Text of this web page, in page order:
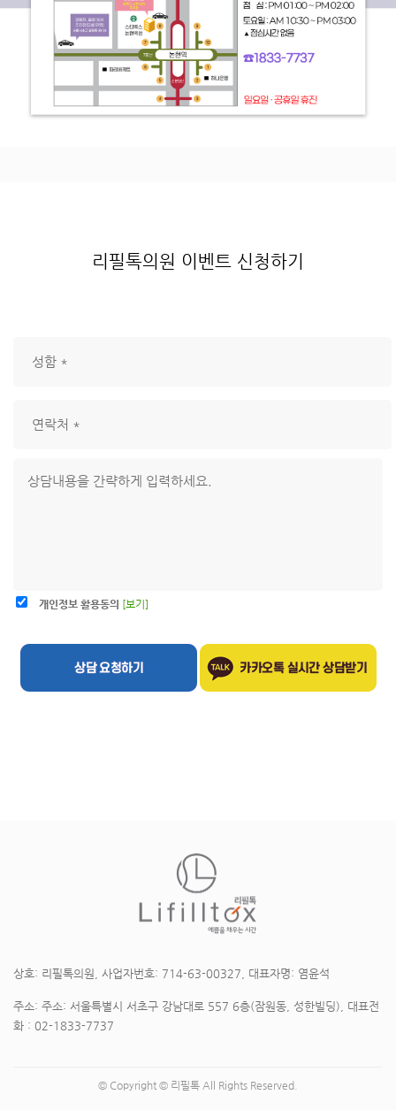
리필톡의원 이벤트 신청하기
개인정보 활용동의 [보기]
상호: 리필톡의원, 사업자번호: 714-63-00327, 대표자명: 염윤석
주소: 주소: 서울특별시 서초구 강남대로 557 6층(잠원동, 성한빌딩), 대표전
화 : 02-1833-7737
© Copyright © 리필톡 All Rights Reserved.